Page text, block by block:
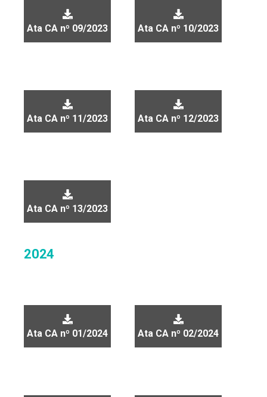
Ata CA nº 09/2023 Ata CA nº 10/2023
Ata CA nº 11/2023 Ata CA nº 12/2023
Ata CA nº 13/2023
2024
Ata CA nº 01/2024 Ata CA nº 02/2024